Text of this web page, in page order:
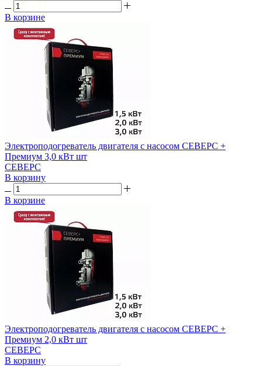
В корзине
Электроподогреватель двигателя с насосом СЕВЕРС +
Премиум 3,0 кВт шт
СЕВЕРС
В корзину
В корзине
Электроподогреватель двигателя с насосом СЕВЕРС +
Премиум 2,0 кВт шт
СЕВЕРС
В корзину